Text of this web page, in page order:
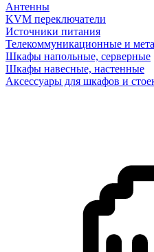
Антенны
KVM переключатели
Источники питания
Телекоммуникационные и
Шкафы напольные, серверные
Шкафы навесные, настенные
Аксессуары для шкафов и